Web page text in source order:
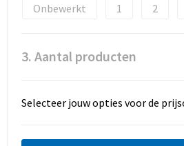
Onbewerkt
1 2
3. Aantal producten
Selecteer jouw opties voor de